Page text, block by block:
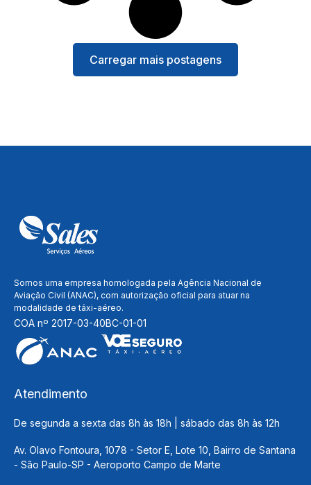
Carregar mais postagens
Somos uma empresa homologada pela Agência Nacional de
Aviação Civil (ANAC), com autorização oficial para atuar na
modalidade de táxi-aéreo.
COA nº 2017-03-40BC-01-01
Atendimento
De segunda a sexta das 8h às 18h | sábado das 8h às 12h
Av. Olavo Fontoura, 1078 - Setor E, Lote 10, Bairro de Santana
- São Paulo-SP - Aeroporto Campo de Marte